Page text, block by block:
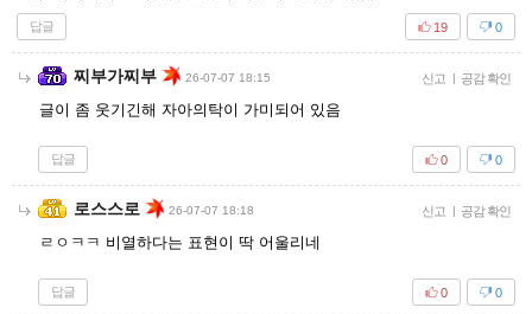
답글 0
19
찌부가찌부 26-07-07 18:15 신고 | 공감 확인
글이 좀 웃기긴해 자아의탁이 가미되어 있음
답글 0
0
로스스로 26-07-07 18:18 신고 | 공감 확인
ㄹㅇㅋㅋ 비열하다는 표현이 딱 어울리네
답글 0
0